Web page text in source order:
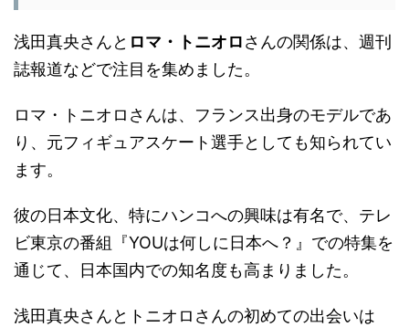
浅田真央さんと ロマ・トニオロさんの関係は、週刊
誌報道などで注目を集めました。
ロマ・トニオロさんは、フランス出身のモデルであ
り、元フィギュアスケート選手としても知られてい
ます。
彼の日本文化、特にハンコへの興味は有名で、テレ
ビ東京の番組『YOUは何しに日本へ？』での特集を
通じて、日本国内での知名度も高まりました。
浅田真央さんとトニオロさんの初めての出会いは